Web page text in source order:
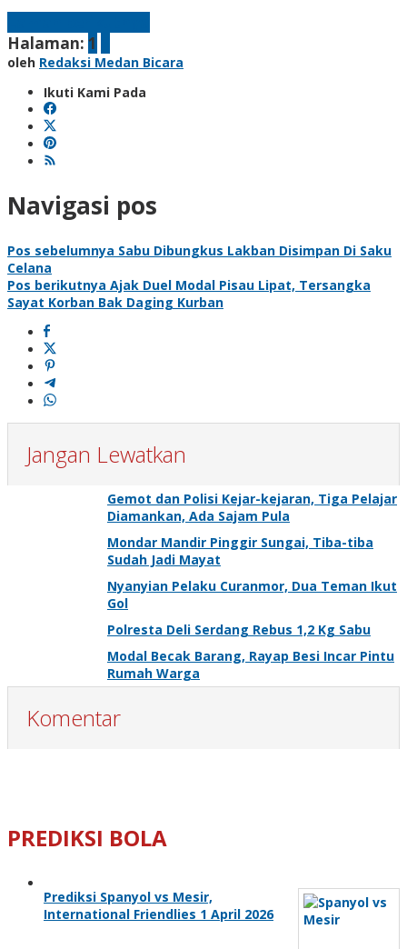
Halaman: 1
oleh Redaksi Medan Bicara
Ikuti Kami Pada
Navigasi pos
Pos sebelumnya Sabu Dibungkus Lakban Disimpan Di Saku
Celana
Pos berikutnya Ajak Duel Modal Pisau Lipat, Tersangka
Sayat Korban Bak Daging Kurban
Jangan Lewatkan
Gemot dan Polisi Kejar-kejaran, Tiga Pelajar
Diamankan, Ada Sajam Pula
Mondar Mandir Pinggir Sungai, Tiba-tiba
Sudah Jadi Mayat
Nyanyian Pelaku Curanmor, Dua Teman Ikut
Gol
Polresta Deli Serdang Rebus 1,2 Kg Sabu
Modal Becak Barang, Rayap Besi Incar Pintu
Rumah Warga
Komentar
PREDIKSI BOLA
Prediksi Spanyol vs Mesir,
International Friendlies 1 April 2026